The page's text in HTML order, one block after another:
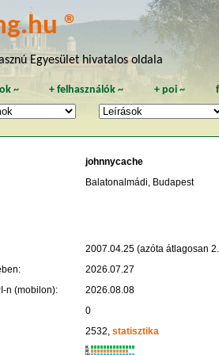
®
Egyesület hivatalos oldala
~ +felhasználók ~ + poi~
johnnycache
Balatonalmádi, Budapest
2007.04.25 (azóta átlagosan
2026.07.27
n (mobilon):
2026.08.08
0
2532, statisztika
K
R